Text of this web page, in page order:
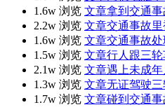
1.6w 浏览 文章拿到交通
2.2w 浏览 文章交通事故
1.6w 浏览 文章交通事故
1.5w 浏览 文章行人跟三
2.1w 浏览 文章遇上未成
1.3w 浏览 文章无证驾驶
1.7w 浏览 文章碰到交通